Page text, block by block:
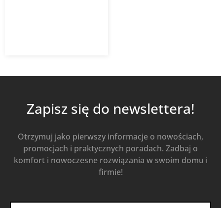
Zapisz się do newslettera!
Otrzymuj jako pierwszy informacje o nowościach,
promocjach i praktycznych poradach. Zadbaj o
komfort i nowoczesne rozwiązania w swoim domu i
firmie!